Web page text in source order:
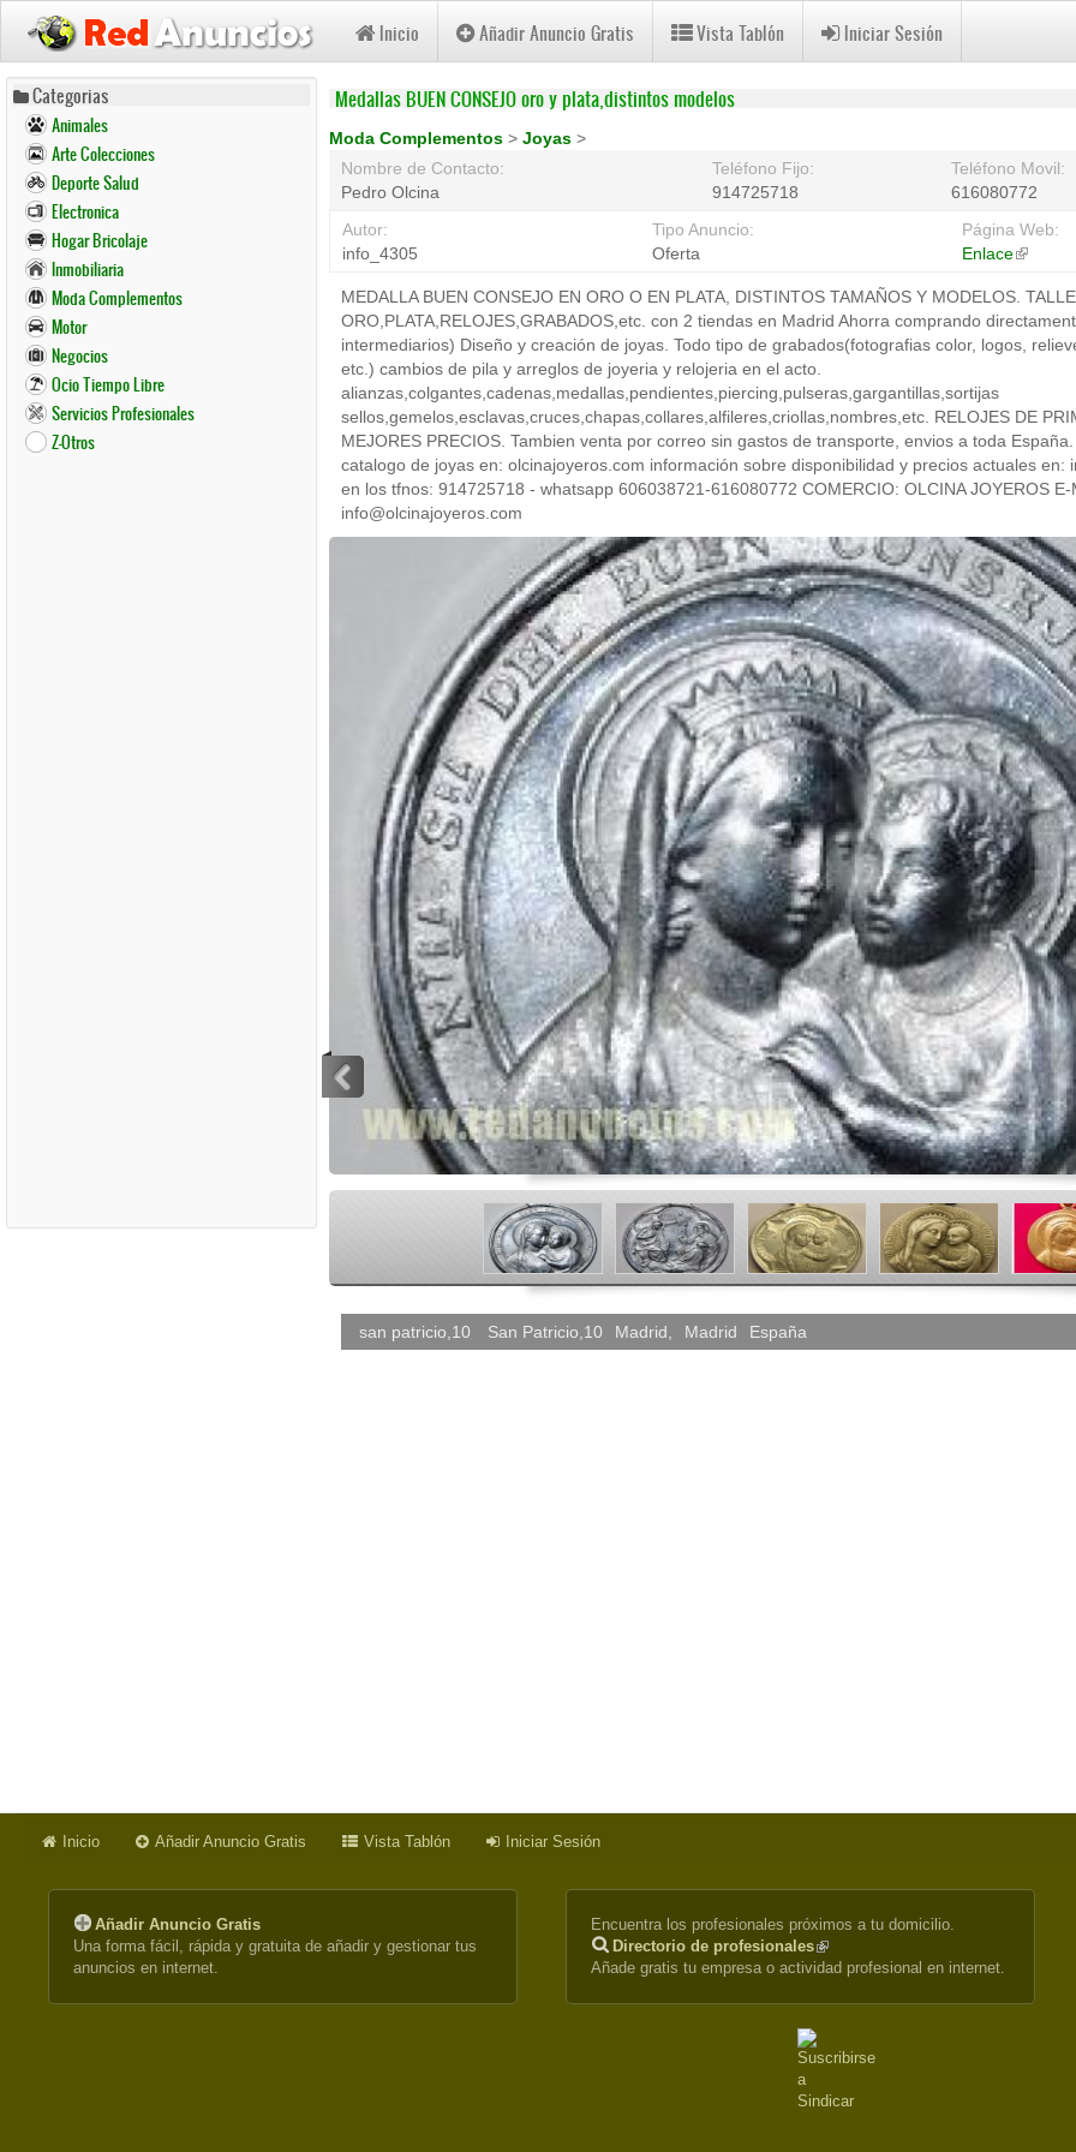
Pasar
contenido
principal
Inicio Añadir Anuncio Gratis Vista Tablón Iniciar Sesión
Categorias
Animales
Arte Colecciones
Deporte Salud
Electronica
Hogar Bricolaje
Inmobiliaria
Moda Complementos
Motor
Negocios
Ocio Tiempo Libre
Servicios Profesionales
Z-Otros
Medallas BUEN CONSEJO oro y plata,distintos modelos
Moda Complementos > Joyas >
Nombre de Contacto:
Pedro Olcina
Teléfono Fijo:
914725718
Teléfono Movil:
616080772
Autor:
info_4305
Tipo Anuncio:
Oferta
Página Web:
Enlace(link
MEDALLA BUEN CONSEJO EN ORO O EN PLATA, DISTINTOS TAMAÑOS Y MODELOS.
ORO,PLATA,RELOJES,GRABADOS,etc. con 2 tiendas en Madrid Ahorra comprando
intermediarios) Diseño y creación de joyas. Todo tipo de grabados(fotografias color, logos,
etc.) cambios de pila y arreglos de joyeria y relojeria en el acto.
alianzas,colgantes,cadenas,medallas,pendientes,piercing,pulseras,gargantillas,sortijas
sellos,gemelos,esclavas,cruces,chapas,collares,alfileres,criollas,nombres,etc. RELOJES DE
MEJORES PRECIOS. Tambien venta por correo sin gastos de transporte, envios a toda
catalogo de joyas en: olcinajoyeros.com información sobre disponibilidad y precios actuales en:
en los tfnos: 914725718 - whatsapp 606038721-616080772 COMERCIO: OLCINA JOYEROS E-
info@olcinajoyeros.com
san patricio,10 San Patricio,10 Madrid Madrid España
Inicio Añadir Anuncio Gratis Vista Tablón Iniciar Sesión
Añadir Anuncio Gratis
Una forma fácil, rápida y gratuita de añadir y gestionar tus
anuncios en internet.
Encuentra los profesionales próximos a tu domicilio.
Directorio de profesionales(link
is
Añade gratis tu empresa o actividad profesional en internet.